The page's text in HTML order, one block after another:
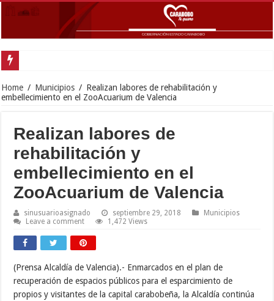
Home / Municipios / Realizan labores de rehabilitación y
embellecimiento en el ZooAcuarium de Valencia
Realizan labores de
rehabilitación y
embellecimiento en el
ZooAcuarium de Valencia
sinusuarioasignado septiembre 29, 2018
Municipios
Leave a comment
1,472 Views
(Prensa Alcaldía de Valencia).- Enmarcados en el plan de
recuperación de espacios públicos para el esparcimiento de
propios y visitantes de la capital carabobeña, la Alcaldía continúa